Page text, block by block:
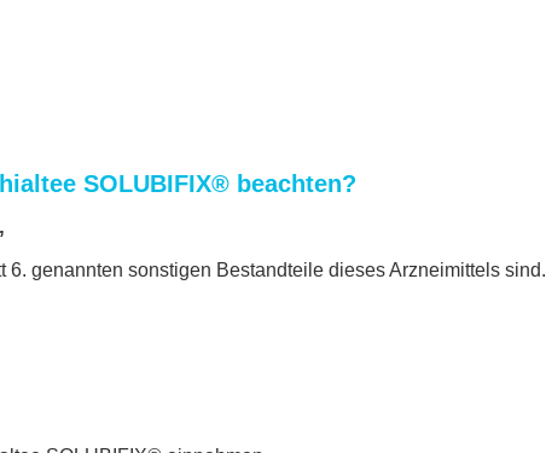
SOLUBIFIX® beachten?
genannten sonstigen Bestandteile dieses Arzneimittels sind.